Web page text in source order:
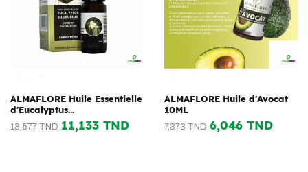
ALMAFLORE Huile Essentielle
d'Eucalyptus...
13,577 TND 11,133 TND
ALMAFLORE Huile d'Avocat
10ML
7,373 TND 6,046 TND